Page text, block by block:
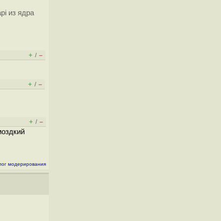
из ядра
+ / –
+ / –
+ / –
модерирования